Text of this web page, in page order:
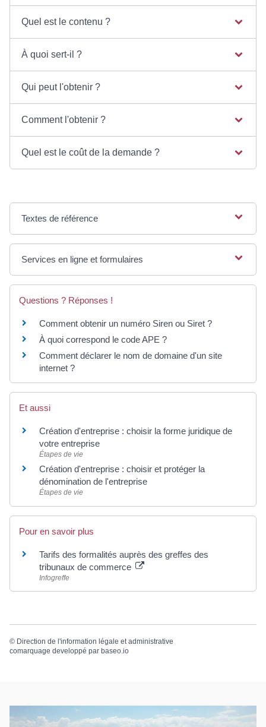
Quel est le contenu ?
À quoi sert-il ?
Qui peut l'obtenir ?
Comment l'obtenir ?
Quel est le coût de la demande ?
Textes de référence
Services en ligne et formulaires
Questions ? Réponses !
Comment obtenir un numéro Siren ou Siret ?
À quoi correspond le code APE ?
Comment déclarer le nom de domaine d'un site
internet ?
Et aussi
Création d'entreprise : choisir la forme juridique de
votre entreprise
Étapes de vie
Création d'entreprise : choisir et protéger la
dénomination de l'entreprise
Étapes de vie
Pour en savoir plus
Tarifs des formalités auprès des greffes des
tribunaux de commerce
Infogreffe
© Direction de l'information légale et administrative
comarquage developpé par baseo.io